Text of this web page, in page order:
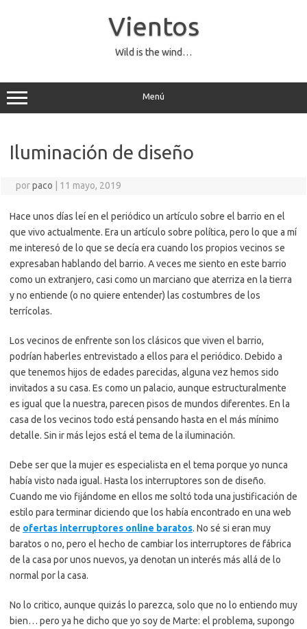
Vientos
Wild is the wind…
Menú
Iluminación de diseño
porpaco 11 mayo, 2019
Hace unos días leí en el periódico un artículo sobre el barrio en el
que vivo actualmente. Era un artículo sobre política, pero lo que a mí
me interesó de lo que se decía era cuando los propios vecinos se
expresaban hablando del barrio. A veces me siento en este barrio
como un extranjero, casi como un marciano que aterriza en la tierra
y no entiende (o no quiere entender) las costumbres de los
terrícolas.
Los vecinos de enfrente son los clásicos que viven el barrio,
podrían haberles entrevistado a ellos para el periódico. Debido a
que tenemos hijos de edades parecidas, alguna vez hemos sido
invitados a su casa. Es como un palacio, aunque estructuralmente
es igual que la nuestra, parecen pisos de mundos diferentes. En la
casa de los vecinos todo está pensando hasta en el más mínimo
detalle. Sin ir más lejos está el tema de la iluminación.
Debe ser que la mujer es especialista en el tema porque yo nunca
había visto nada igual. Hasta los interruptores son de diseño.
Cuando me vio fijándome en ellos me soltó toda una justificación de
estilo para terminar diciendo que los había encontrado en una web
de ofertas interruptores online baratos. No sé si eran muy
baratos o no, pero el hecho de cambiar los interruptores de fábrica
de la casa por unos nuevos, ya denotan un interés más allá de lo
normal por la casa.
No lo critico, aunque quizás lo parezca, solo que no lo entiendo muy
bien… pero ya he dicho que yo soy de Marte: el problema, supongo